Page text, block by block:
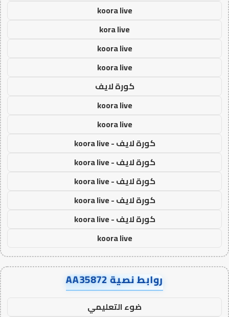
koora live
kora live
koora live
koora live
كورة لايف
koora live
koora live
كورة لايف - koora live
كورة لايف - koora live
كورة لايف - koora live
كورة لايف - koora live
كورة لايف - koora live
koora live
روابط نصية AA35872
ضوء التعليمي